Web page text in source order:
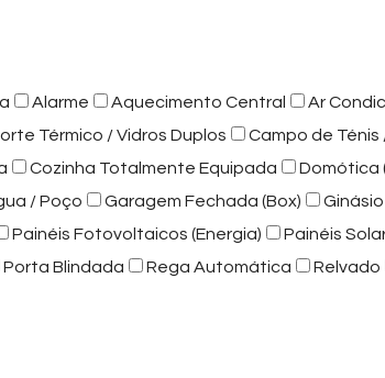
Alarme Aquecimento Central Ar
Térmico / Vidros Duplos Campo de Ténis
Cozinha Totalmente Equipada Domótica
/ Poço Garagem Fechada (Box) Ginásio
Painéis Fotovoltaicos (Energia) Painéis
Porta Blindada Rega Automática Relvado